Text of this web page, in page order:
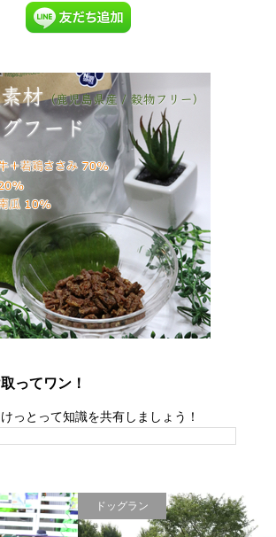
ってワン！
っとって知識を共有しましょう！
ドッグラン